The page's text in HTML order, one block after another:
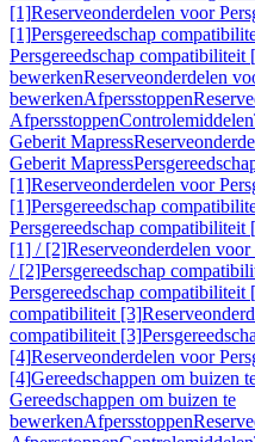
[1]Reserveonderdelen voor
[1]Persgereedschap
Persgereedschap compatibiliteit
bewerkenReserveonderdelen
bewerkenAfpersstoppen
AfpersstoppenControlemiddelen
Geberit Mapress
Geberit Mapress
[1]Reserveonderdelen voor
[1]Persgereedschap
Persgereedschap compatibiliteit
[1] / [2]Reserveonderdelen
/ [2]Persgereedschap
Persgereedschap
compatibiliteit [3]
compatibiliteit [3]
[4]Reserveonderdelen voor
[4]Gereedschappen om buizen
Gereedschappen om buizen te
bewerkenAfpersstoppen